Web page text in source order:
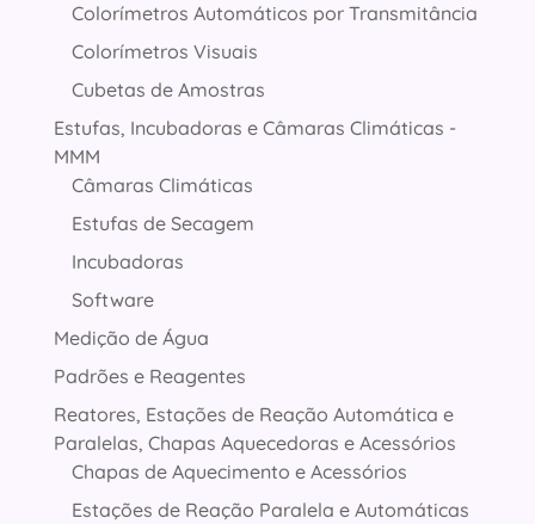
Colorímetros Automáticos por Transmitância
Colorímetros Visuais
Cubetas de Amostras
Estufas, Incubadoras e Câmaras Climáticas -
MMM
Câmaras Climáticas
Estufas de Secagem
Incubadoras
Software
Medição de Água
Padrões e Reagentes
Reatores, Estações de Reação Automática e
Paralelas, Chapas Aquecedoras e Acessórios
Chapas de Aquecimento e Acessórios
Estações de Reação Paralela e Automáticas